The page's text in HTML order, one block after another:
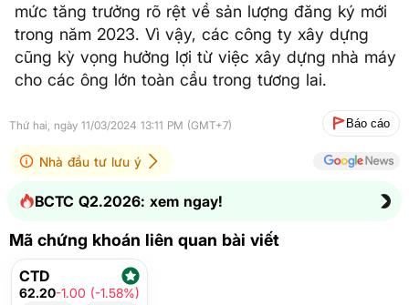
mức tăng trưởng rõ rệt về sản lượng đăng ký mới
trong năm 2023. Vì vậy, các công ty xây dựng
cũng kỳ vọng hưởng lợi từ việc xây dựng nhà máy
cho các ông lớn toàn cầu trong tương lai.
Thứ hai, ngày 11/03/2024 13:11 PM (GMT+7) Báo cáo
Nhà đầu tư lưu ý
BCTC Q2.2026: xem ngay!
Mã chứng khoán liên quan bài viết
CTD
62.20-1.00 (-1.58%)